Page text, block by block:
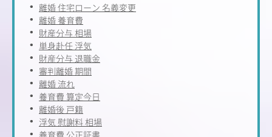
離婚 住宅ローン 名義変更
離婚 養育費
財産分与 相場
単身赴任 浮気
財産分与 退職金
審判離婚 期間
離婚 流れ
養育費 算定今日
離婚後 戸籍
浮気 慰謝料 相場
養育費 公正証書